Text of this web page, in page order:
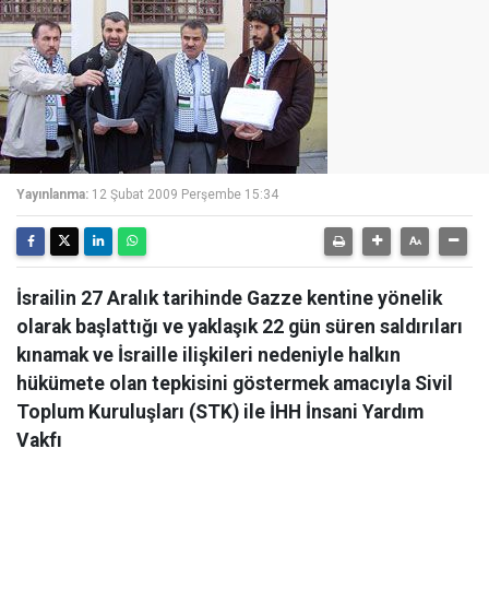
Yayınlanma: 12 Şubat 2009 Perşembe 15:34
İsrailin 27 Aralık tarihinde Gazze kentine yönelik
olarak başlattığı ve yaklaşık 22 gün süren saldırıları
kınamak ve İsraille ilişkileri nedeniyle halkın
hükümete olan tepkisini göstermek amacıyla Sivil
Toplum Kuruluşları (STK) ile İHH İnsani Yardım
Vakfı